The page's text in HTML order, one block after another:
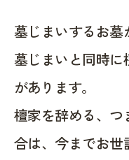
墓じまいするお墓
墓じまいと同時
があります。
檀家を辞める、
合は、今までお